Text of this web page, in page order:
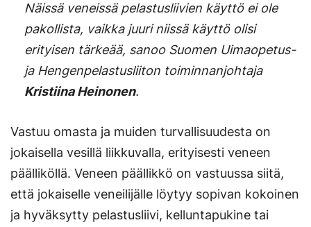
Näissä veneissä pelastusliivien käyttö ei ole
pakollista, vaikka juuri niissä käyttö olisi
erityisen tärkeää, sanoo Suomen Uimaopetus-
ja Hengenpelastusliiton toiminnanjohtaja
Kristiina Heinonen.
Vastuu omasta ja muiden turvallisuudesta on
jokaisella vesillä liikkuvalla, erityisesti veneen
päälliköllä. Veneen päällikkö on vastuussa siitä,
että jokaiselle veneilijälle löytyy sopivan kokoinen
ja hyväksytty pelastusliivi, kelluntapukine tai